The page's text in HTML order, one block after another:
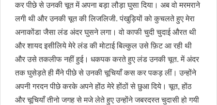
कर पीछे से उनकी चूत में अपना बड़ा लौड़ा घुसा दिया। अब वो मरमराने
लगी थी और उनकी चूत की लिजलिजी. पंखुड़ियों को कुचलते हुए मेरा
अनाकोंडा जैसा लंड अंदर घुसने लगा। वो काफी चुदी चुदाई औरत थी
और शायद इसीलिये मेरे लंड की मोटाई बिल्कुल उसे फ़िट आ रही थी
और उसे तकलीफ नहीं हुई। धकपक करते हुए लंड उनकी चूत. में अंदर
तक घुसेड़ते ही मैंने पीछे से उनकी चूचियाँ कस कर पकड़ लीं। उन्होंने
अपनी गरदन पीछे करके अपने होंठ मेरे होंठों से छुआ दिये। चूत, होंठ
और चूचियाँ तीनो जगह से मजे लेते हुए उन्होंने जबरदस्त चुदासी हो गयी